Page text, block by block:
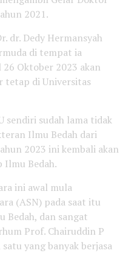
2021.
dr. Dedy Hermansyah
di tempat ia
Oktober 2023 akan
tetap di Universitas
sendiri sudah lama tidak
Ilmu Bedah dari
2023 ini kembali akan
Ilmu Bedah.
ini awal mula
(ASN) pada saat itu
Bedah, dan sangat
Prof. Chairuddin P
yang banyak berjasa